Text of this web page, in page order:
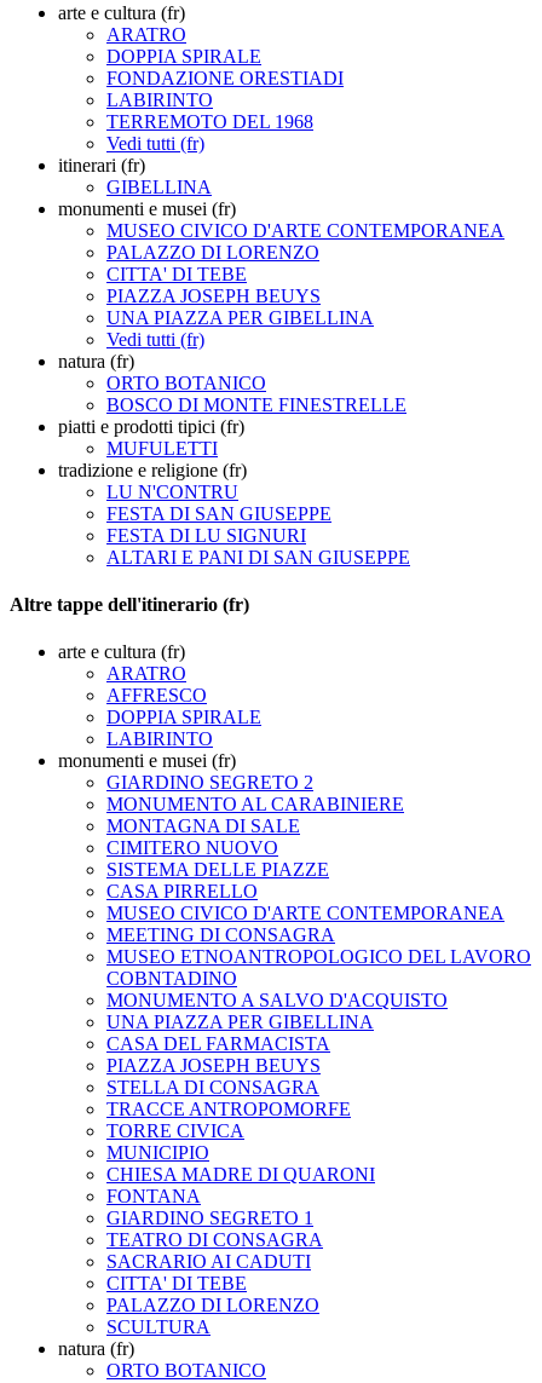
arte e cultura (fr)
ARATRO
DOPPIA SPIRALE
FONDAZIONE ORESTIADI
LABIRINTO
TERREMOTO DEL 1968
Vedi tutti (fr)
itinerari (fr)
GIBELLINA
monumenti e musei (fr)
MUSEO CIVICO D'ARTE CONTEMPORANEA
PALAZZO DI LORENZO
CITTA' DI TEBE
PIAZZA JOSEPH BEUYS
UNA PIAZZA PER GIBELLINA
Vedi tutti (fr)
natura (fr)
ORTO BOTANICO
BOSCO DI MONTE FINESTRELLE
piatti e prodotti tipici (fr)
MUFULETTI
tradizione e religione (fr)
LU N'CONTRU
FESTA DI SAN GIUSEPPE
FESTA DI LU SIGNURI
ALTARI E PANI DI SAN GIUSEPPE
Altre tappe dell'itinerario (fr)
arte e cultura (fr)
ARATRO
AFFRESCO
DOPPIA SPIRALE
LABIRINTO
monumenti e musei (fr)
GIARDINO SEGRETO 2
MONUMENTO AL CARABINIERE
MONTAGNA DI SALE
CIMITERO NUOVO
SISTEMA DELLE PIAZZE
CASA PIRRELLO
MUSEO CIVICO D'ARTE CONTEMPORANEA
MEETING DI CONSAGRA
MUSEO ETNOANTROPOLOGICO DEL LAVORO
COBNTADINO
MONUMENTO A SALVO D'ACQUISTO
UNA PIAZZA PER GIBELLINA
CASA DEL FARMACISTA
PIAZZA JOSEPH BEUYS
STELLA DI CONSAGRA
TRACCE ANTROPOMORFE
TORRE CIVICA
MUNICIPIO
CHIESA MADRE DI QUARONI
FONTANA
GIARDINO SEGRETO 1
TEATRO DI CONSAGRA
SACRARIO AI CADUTI
CITTA' DI TEBE
PALAZZO DI LORENZO
SCULTURA
natura (fr)
ORTO BOTANICO